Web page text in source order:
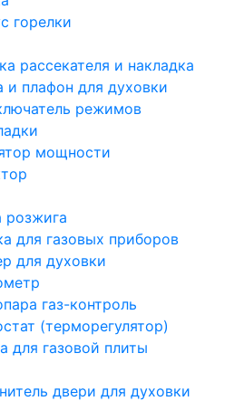
горелки
рассекателя и накладка
и плафон для духовки
режимов
мощности
розжига
для газовых приборов
для духовки
газ-контроль
(терморегулятор)
для газовой плиты
двери для духовки